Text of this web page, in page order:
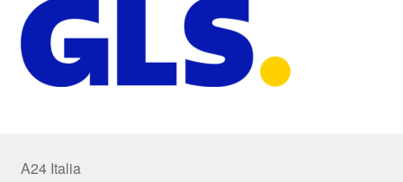
A24 Italia